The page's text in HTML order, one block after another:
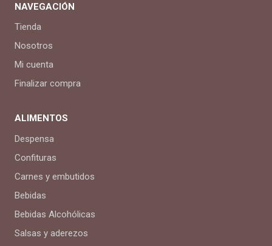
NAVEGACIÓN
Tienda
Nosotros
Mi cuenta
Finalizar compra
ALIMENTOS
Despensa
Confituras
Carnes y embutidos
Bebidas
Bebidas Alcohólicas
Salsas y aderezos